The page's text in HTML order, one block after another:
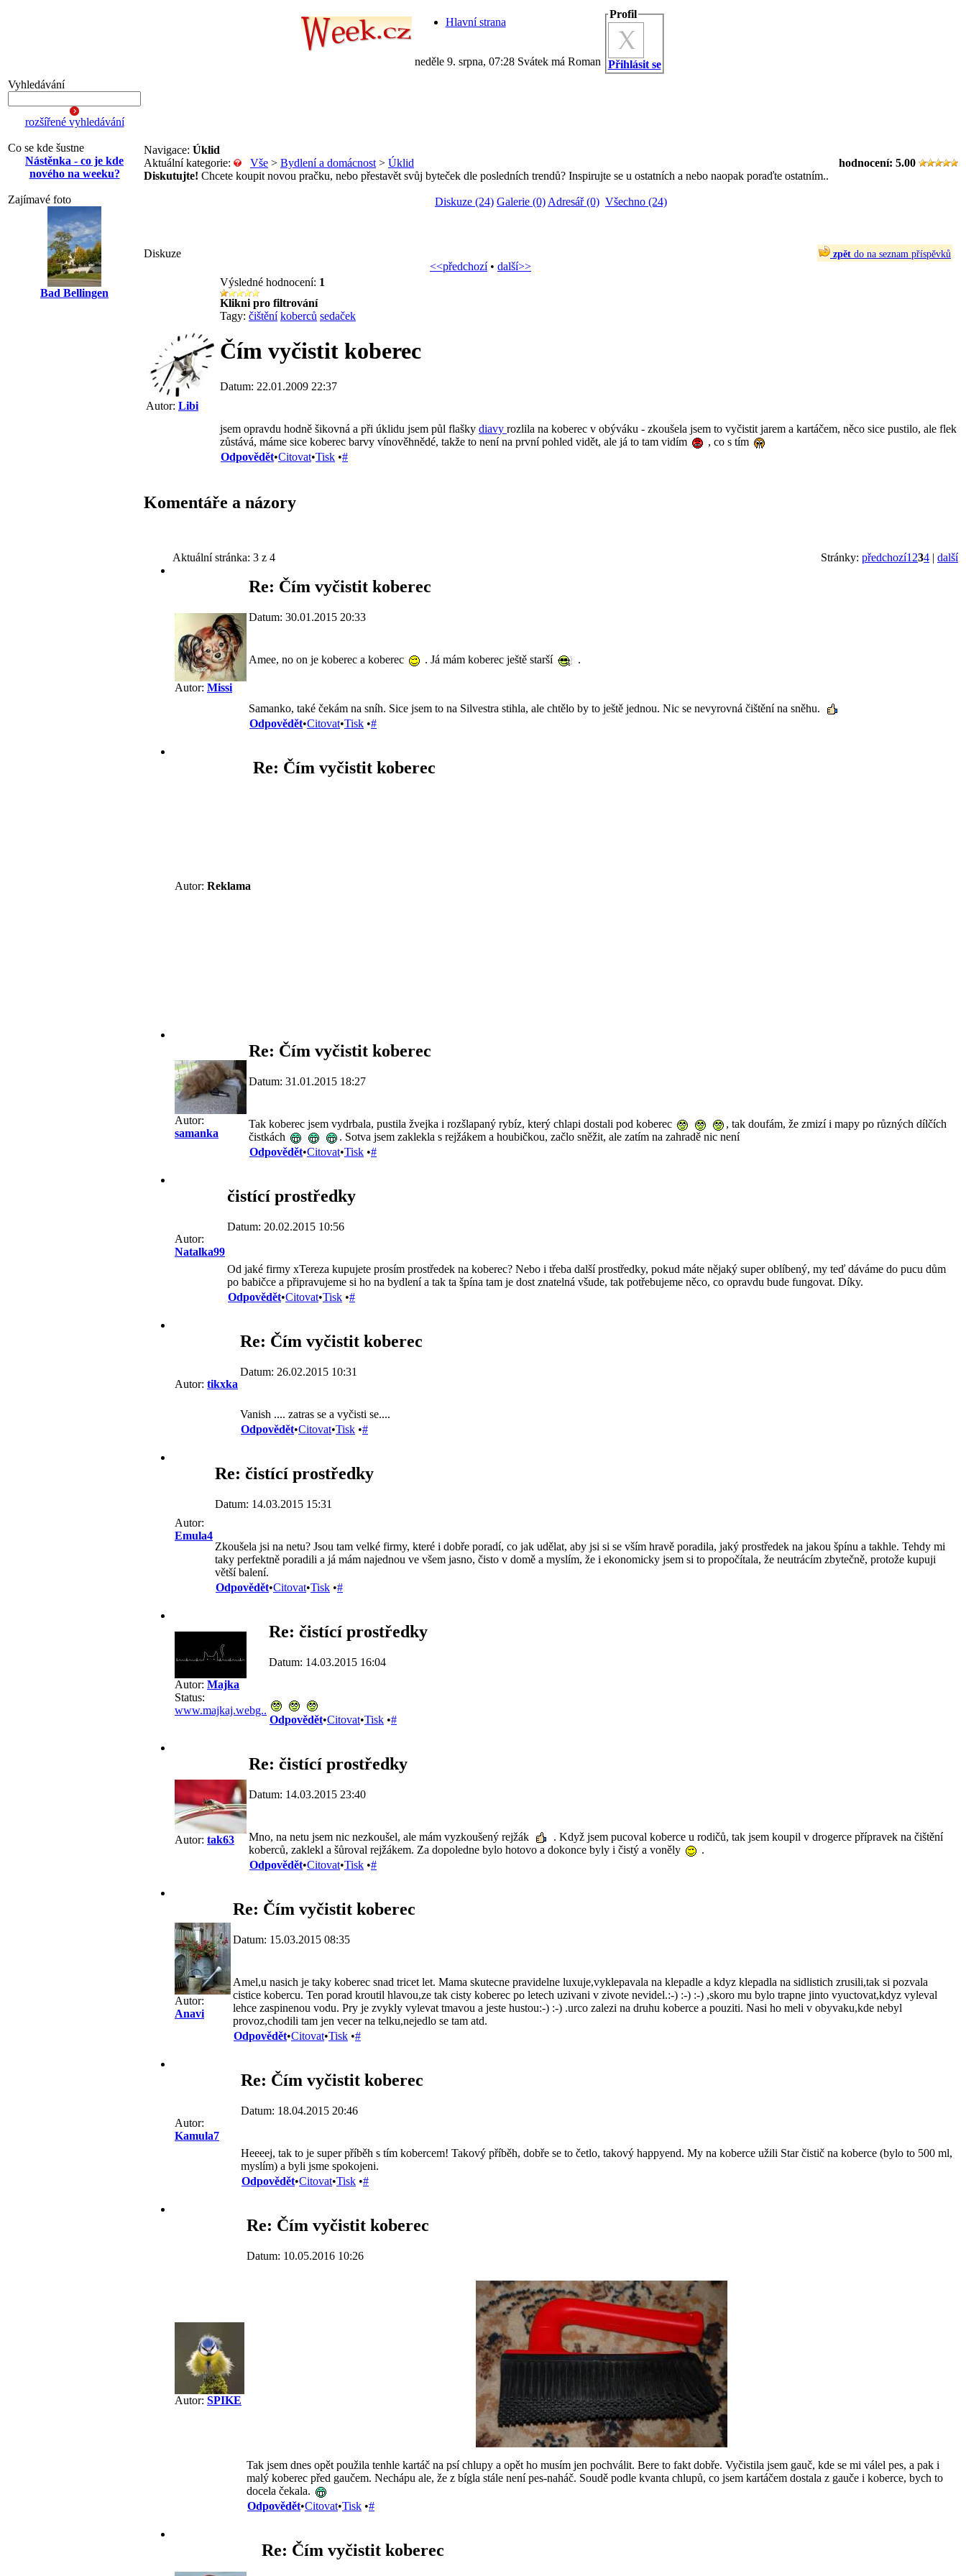
Hlavní strana
neděle 9. srpna, 07:28 Svátek má Roman
Profil
Přihlásit se
Vyhledávání
rozšířené vyhledávání
Co se kde šustne
Nástěnka - co je kde
nového na weeku?
Zajímavé foto
Bad Bellingen
Navigace: Úklid
hodnocení: 5.00
Aktuální kategorie: Vše > Bydlení a domácnost > Úklid
Diskutujte! Chcete koupit novou pračku, nebo přestavět svůj byteček dle posledních trendů? Inspirujte se u ostatních a nebo naopak poraďte ostatním..
Diskuze (24) Galerie (0) Adresář (0) Všechno (24)
zpět do na seznam příspěvků
Diskuze
<<předchozí• další>>
Autor: Libi
Výsledné hodnocení: 1
Klikni pro filtrování
Tagy: čištění koberců sedaček
Čím vyčistit koberec
Datum: 22.01.2009 22:37
jsem opravdu hodně šikovná a při úklidu jsem půl flašky diavy rozlila na koberec v obýváku - zkoušela jsem to vyčistit jarem a kartáčem, něco sice pustilo, ale flek
zůstává, máme sice koberec barvy vínověhnědé, takže to není na první pohled vidět, ale já to tam vidím
, co s tím
Odpovědět•Citovat•Tisk •#
Komentáře a názory
Stránky: předchozí1 234 | další
Aktuální stránka: 3 z 4
Autor: Missi
Re: Čím vyčistit koberec
Datum: 30.01.2015 20:33
Amee, no on je koberec a koberec . Já mám koberec ještě starší .
Samanko, také čekám na sníh. Sice jsem to na Silvestra stihla, ale chtělo by to ještě jednou. Nic se nevyrovná čištění na sněhu.
Odpovědět•Citovat•Tisk •#
Autor: Reklama
Re: Čím vyčistit koberec
Autor:
samanka
Re: Čím vyčistit koberec
Datum: 31.01.2015 18:27
Tak koberec jsem vydrbala, pustila žvejka i rozšlapaný rybíz, který chlapi dostali pod koberec
, tak doufám, že zmizí i mapy po různých dílčích
čistkách
. Sotva jsem zaklekla s rejžákem a houbičkou, začlo sněžit, ale zatím na zahradě nic není
Odpovědět•Citovat•Tisk •#
Autor:
Natalka99
čistící prostředky
Datum: 20.02.2015 10:56
Od jaké firmy xTereza kupujete prosím prostředek na koberec? Nebo i třeba další prostředky, pokud máte nějaký super oblíbený, my teď dáváme do pucu dům
po babičce a připravujeme si ho na bydlení a tak ta špína tam je dost znatelná všude, tak potřebujeme něco, co opravdu bude fungovat. Díky.
Odpovědět•Citovat•Tisk •#
Autor: tikxka
Re: Čím vyčistit koberec
Datum: 26.02.2015 10:31
Vanish .... zatras se a vyčisti se....
Odpovědět•Citovat•Tisk •#
Autor:
Emula4
Re: čistící prostředky
Datum: 14.03.2015 15:31
Zkoušela jsi na netu? Jsou tam velké firmy, které i dobře poradí, co jak udělat, aby jsi si se vším hravě poradila, jaký prostředek na jakou špínu a takhle. Tehdy mi
taky perfektně poradili a já mám najednou ve všem jasno, čisto v domě a myslím, že i ekonomicky jsem si to propočítala, že neutrácím zbytečně, protože kupuji
větší balení.
Odpovědět•Citovat•Tisk •#
Autor: Majka
Status:
www.majkaj.webg..
Re: čistící prostředky
Datum: 14.03.2015 16:04
Odpovědět•Citovat•Tisk •#
Autor: tak63
Re: čistící prostředky
Datum: 14.03.2015 23:40
Mno, na netu jsem nic nezkoušel, ale mám vyzkoušený rejžák
. Když jsem pucoval koberce u rodičů, tak jsem koupil v drogerce přípravek na čištění
koberců, zaklekl a šůroval rejžákem. Za dopoledne bylo hotovo a dokonce byly i čistý a voněly
.
Odpovědět•Citovat•Tisk •#
Autor:
Anavi
Re: Čím vyčistit koberec
Datum: 15.03.2015 08:35
Amel,u nasich je taky koberec snad tricet let. Mama skutecne pravidelne luxuje,vyklepavala na klepadle a kdyz klepadla na sidlistich zrusili,tak si pozvala
cistice kobercu. Ten porad kroutil hlavou,ze tak cisty koberec po letech uzivani v zivote nevidel.:-) :-) :-) ,skoro mu bylo trapne jinto vyuctovat,kdyz vyleval
lehce zaspinenou vodu. Pry je zvykly vylevat tmavou a jeste hustou:-) :-) .urco zalezi na druhu koberce a pouziti. Nasi ho meli v obyvaku,kde nebyl
provoz,chodili tam jen vecer na telku,nejedlo se tam atd.
Odpovědět•Citovat•Tisk •#
Autor:
Kamula7
Re: Čím vyčistit koberec
Datum: 18.04.2015 20:46
Heeeej, tak to je super příběh s tím kobercem! Takový příběh, dobře se to četlo, takový happyend. My na koberce užili Star čistič na koberce (bylo to 500 ml,
myslím) a byli jsme spokojeni.
Odpovědět•Citovat•Tisk •#
Autor: SPIKE
Re: Čím vyčistit koberec
Datum: 10.05.2016 10:26
Tak jsem dnes opět použila tenhle kartáč na psí chlupy a opět ho musím jen pochválit. Bere to fakt dobře. Vyčistila jsem gauč, kde se mi válel pes, a pak i
malý koberec před gaučem. Nechápu ale, že z bígla stále není pes-naháč. Soudě podle kvanta chlupů, co jsem kartáčem dostala z gauče i koberce, bych to
docela čekala.
Odpovědět•Citovat•Tisk •#
Re: Čím vyčistit koberec